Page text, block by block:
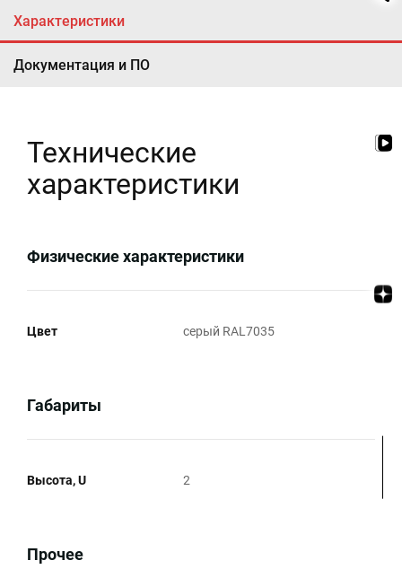
Характеристики
Документация и ПО
Технические
характеристики
Физические характеристики
Цвет серый RAL7035
Габариты
Высота, U 2
Прочее